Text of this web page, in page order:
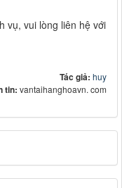
vụ, vui lòng liên hệ với
Tác giả: huy
tin: vantaihanghoavn. com